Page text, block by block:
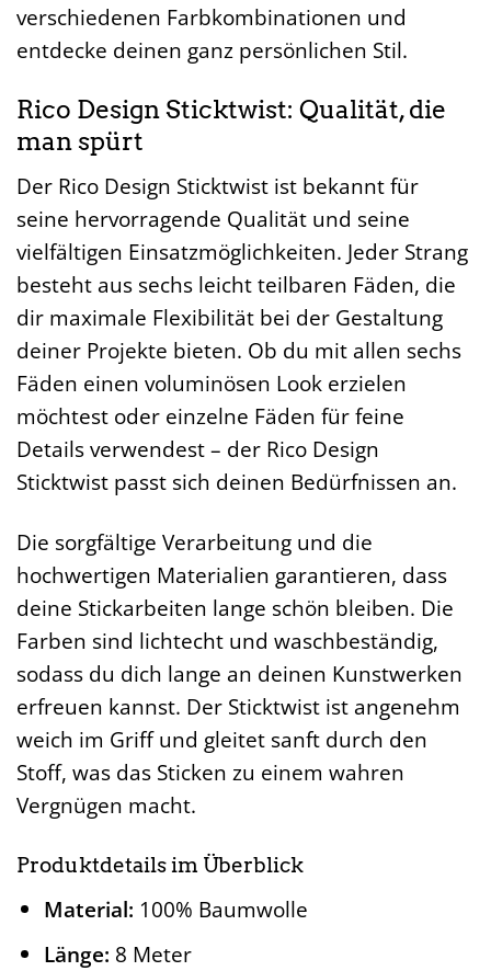
verschiedenen Farbkombinationen und
entdecke deinen ganz persönlichen Stil.
Rico Design Sticktwist: Qualität, die
man spürt
Der Rico Design Sticktwist ist bekannt für
seine hervorragende Qualität und seine
vielfältigen Einsatzmöglichkeiten. Jeder Strang
besteht aus sechs leicht teilbaren Fäden, die
dir maximale Flexibilität bei der Gestaltung
deiner Projekte bieten. Ob du mit allen sechs
Fäden einen voluminösen Look erzielen
möchtest oder einzelne Fäden für feine
Details verwendest – der Rico Design
Sticktwist passt sich deinen Bedürfnissen an.
Die sorgfältige Verarbeitung und die
hochwertigen Materialien garantieren, dass
deine Stickarbeiten lange schön bleiben. Die
Farben sind lichtecht und waschbeständig,
sodass du dich lange an deinen Kunstwerken
erfreuen kannst. Der Sticktwist ist angenehm
weich im Griff und gleitet sanft durch den
Stoff, was das Sticken zu einem wahren
Vergnügen macht.
Produktdetails im Überblick
Material: 100% Baumwolle
Länge: 8 Meter